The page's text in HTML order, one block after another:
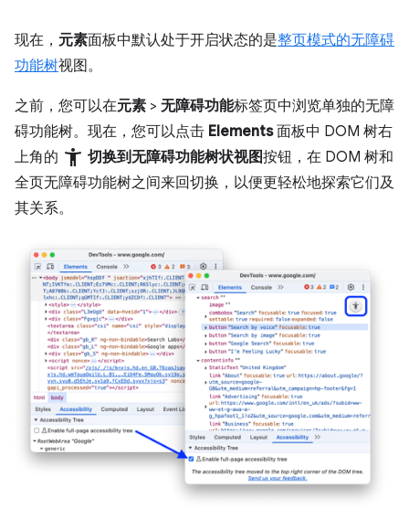
现在， 元素面板中默认处于开启状态的是整页模式的无障碍
功能树视图。
之前，您可以在元素 > 无障碍功能标签页中浏览单独的无障
碍功能树。现在，您可以点击 Elements面板中 DOM 树右
上角的 accessibility_new 切换到无障碍功能树状视图按钮，在 DOM 树和
全页无障碍功能树之间来回切换，以便更轻松地探索它们及
其关系。